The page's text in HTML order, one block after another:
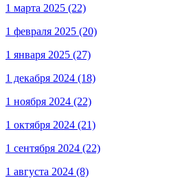
1 марта 2025 (22)
1 февраля 2025 (20)
1 января 2025 (27)
1 декабря 2024 (18)
1 ноября 2024 (22)
1 октября 2024 (21)
1 сентября 2024 (22)
1 августа 2024 (8)